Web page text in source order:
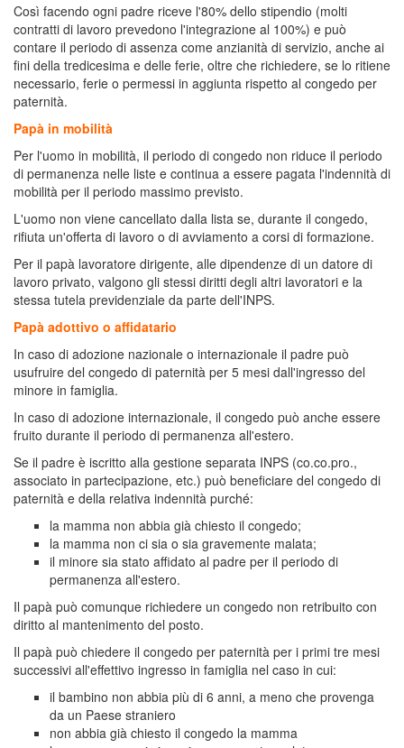
Così facendo ogni padre riceve l'80% dello stipendio (molti
contratti di lavoro prevedono l'integrazione al 100%) e può
contare il periodo di assenza come anzianità di servizio, anche ai
fini della tredicesima e delle ferie, oltre che richiedere, se lo ritiene
necessario, ferie o permessi in aggiunta rispetto al congedo per
paternità.
Papà in mobilità
Per l'uomo in mobilità, il periodo di congedo non riduce il periodo
di permanenza nelle liste e continua a essere pagata l'indennità di
mobilità per il periodo massimo previsto.
L'uomo non viene cancellato dalla lista se, durante il congedo,
rifiuta un'offerta di lavoro o di avviamento a corsi di formazione.
Per il papà lavoratore dirigente, alle dipendenze di un datore di
lavoro privato, valgono gli stessi diritti degli altri lavoratori e la
stessa tutela previdenziale da parte dell'INPS.
Papà adottivo o affidatario
In caso di adozione nazionale o internazionale il padre può
usufruire del congedo di paternità per 5 mesi dall'ingresso del
minore in famiglia.
In caso di adozione internazionale, il congedo può anche essere
fruito durante il periodo di permanenza all'estero.
Se il padre è iscritto alla gestione separata INPS (co.co.pro.,
associato in partecipazione, etc.) può beneficiare del congedo di
paternità e della relativa indennità purché:
la mamma non abbia già chiesto il congedo;
la mamma non ci sia o sia gravemente malata;
il minore sia stato affidato al padre per il periodo di
permanenza all'estero.
Il papà può comunque richiedere un congedo non retribuito con
diritto al mantenimento del posto.
Il papà può chiedere il congedo per paternità per i primi tre mesi
successivi all'effettivo ingresso in famiglia nel caso in cui:
il bambino non abbia più di 6 anni, a meno che provenga
da un Paese straniero
non abbia già chiesto il congedo la mamma